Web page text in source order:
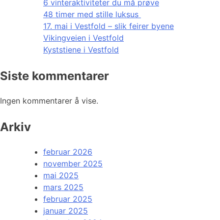
6 vinteraktiviteter du må prøve
48 timer med stille luksus
17. mai i Vestfold – slik feirer byene
Vikingveien i Vestfold
Kyststiene i Vestfold
Siste kommentarer
Ingen kommentarer å vise.
Arkiv
februar 2026
november 2025
mai 2025
mars 2025
februar 2025
januar 2025